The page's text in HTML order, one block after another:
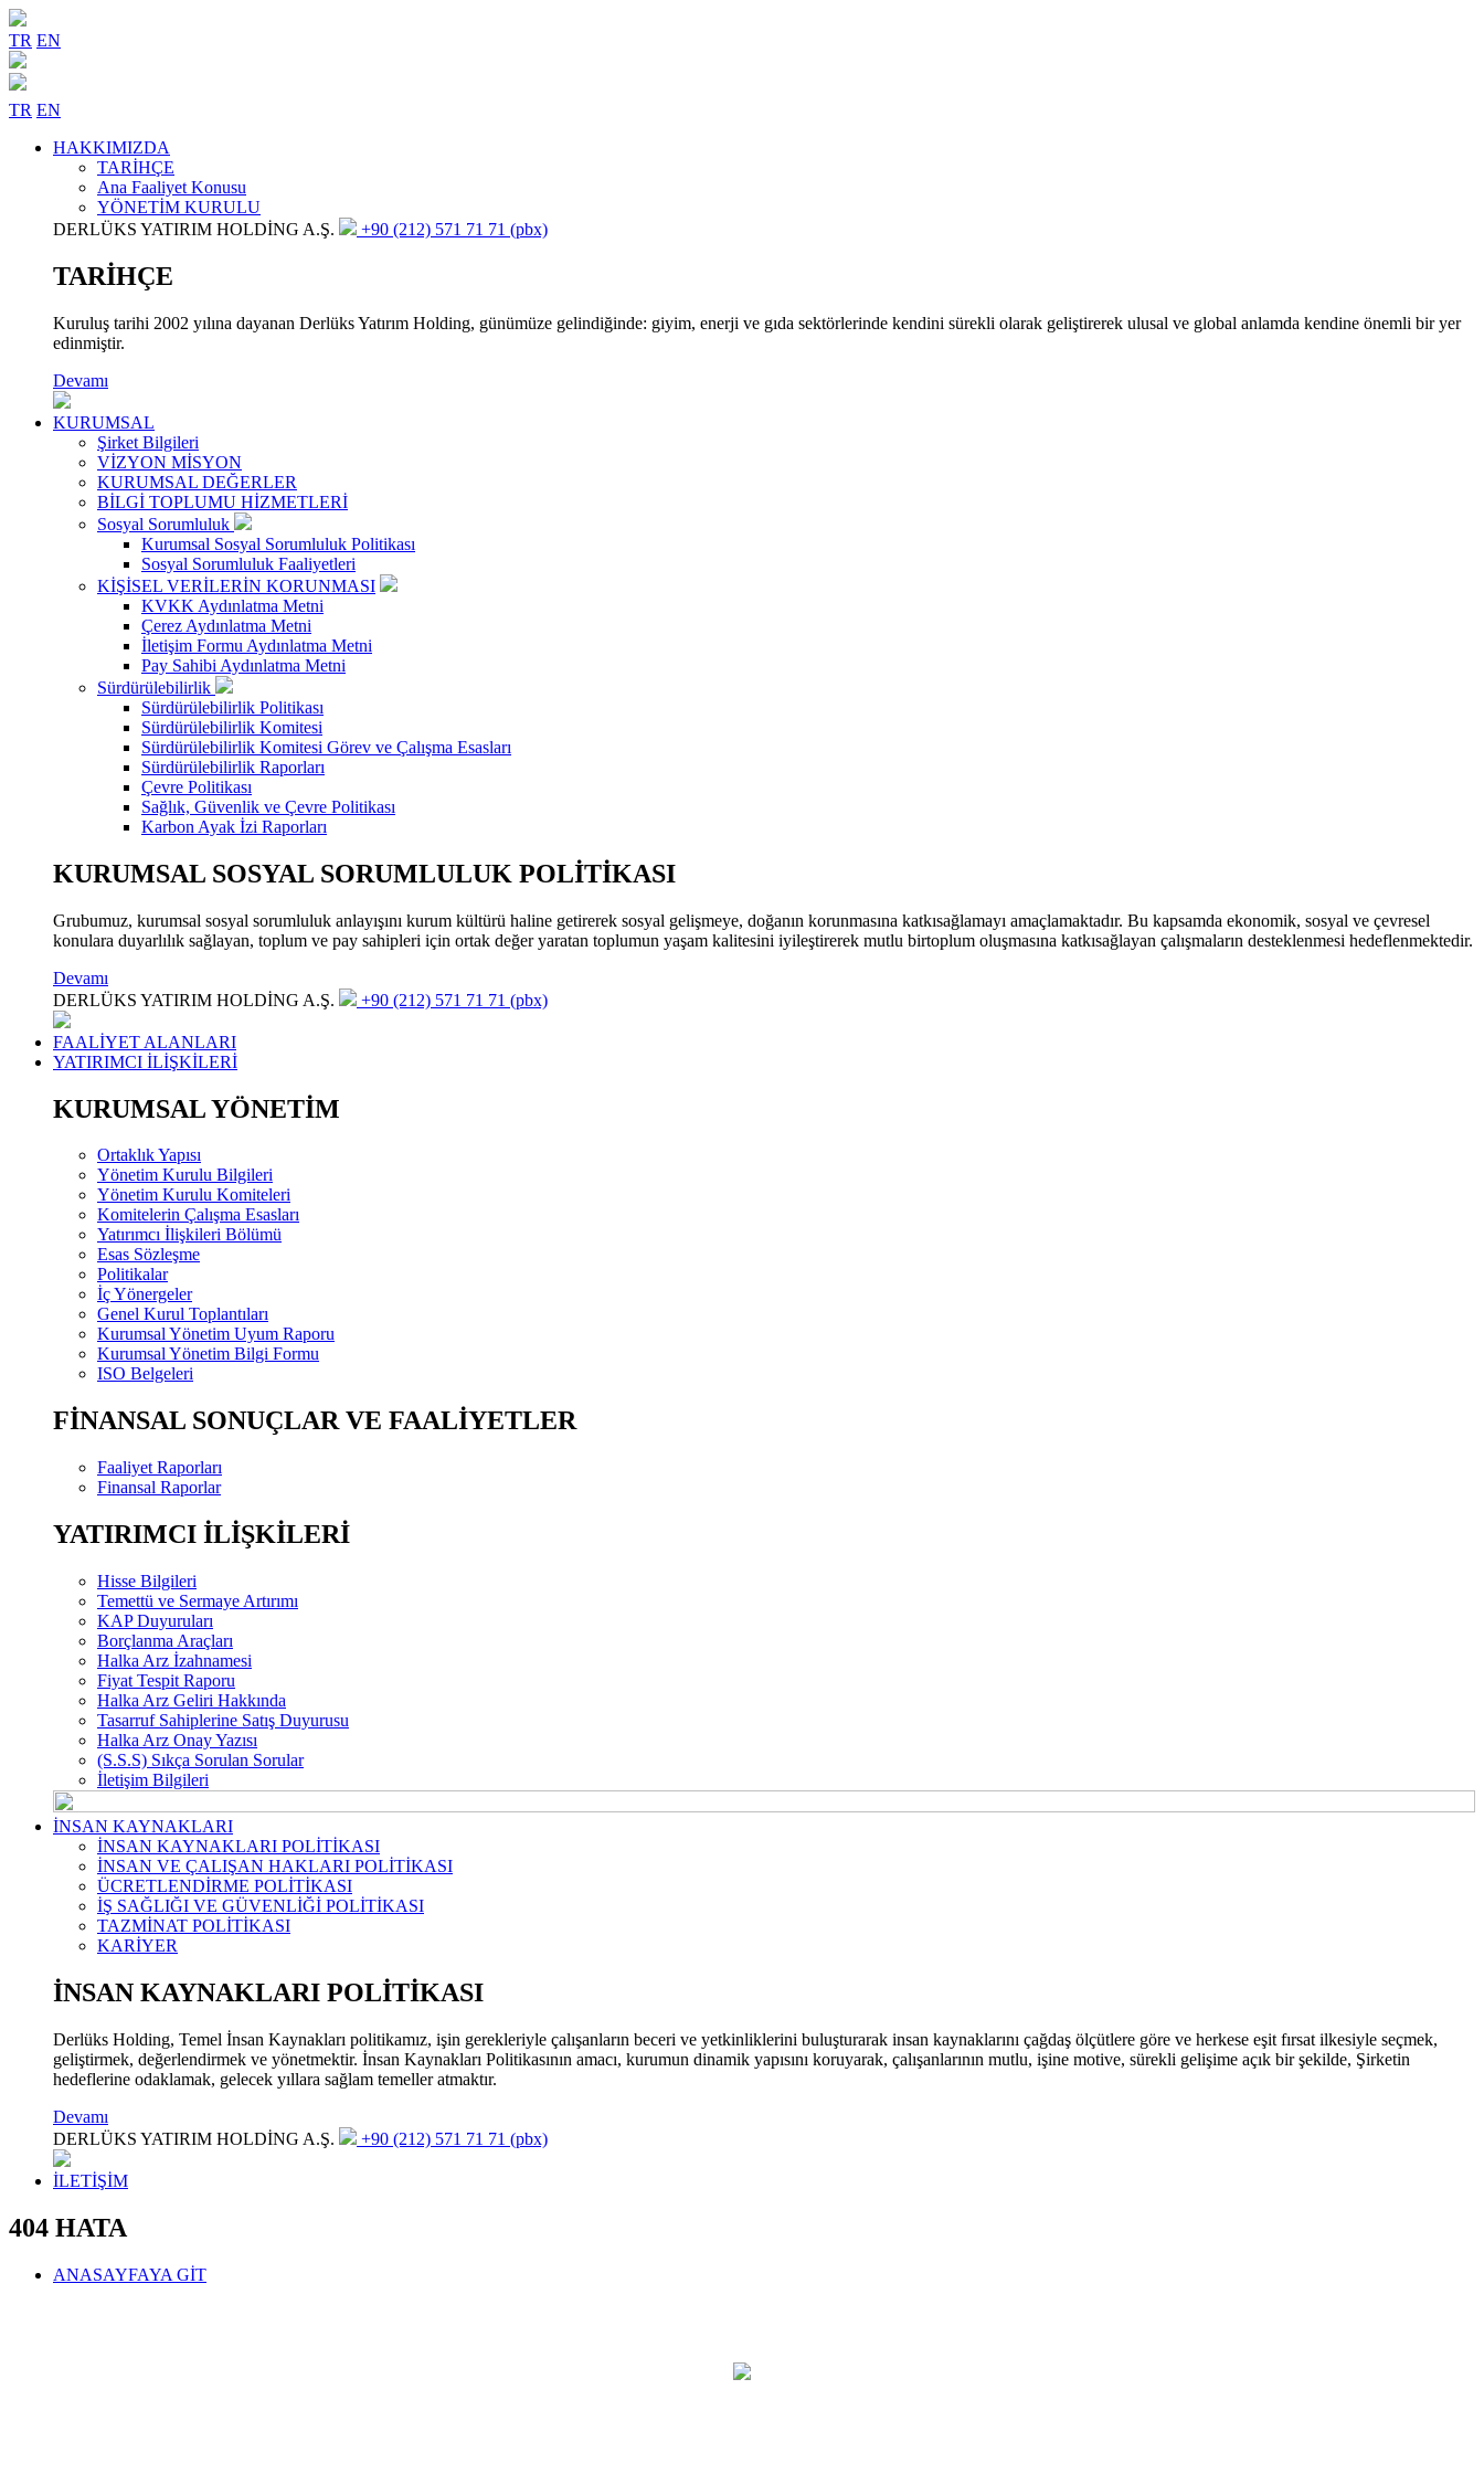
TR EN
TR EN
HAKKIMIZDA
TARİHÇE
Ana Faaliyet Konusu
YÖNETİM KURULU
DERLÜKS YATIRIM HOLDİNG A.Ş.
+90 (212) 571 71 71 (pbx)
TARİHÇE
Kuruluş tarihi 2002 yılına dayanan Derlüks Yatırım Holding, günümüze gelindiğinde: giyim, enerji ve gıda sektörlerinde kendini sürekli olarak geliştirerek ulusal ve global anlamda kendine önemli bir yer
edinmiştir.
Devamı
KURUMSAL
Şirket Bilgileri
VİZYON MİSYON
KURUMSAL DEĞERLER
BİLGİ TOPLUMU HİZMETLERİ
Sosyal Sorumluluk
Kurumsal Sosyal Sorumluluk Politikası
Sosyal Sorumluluk Faaliyetleri
KİŞİSEL VERİLERİN KORUNMASI
KVKK Aydınlatma Metni
Çerez Aydınlatma Metni
İletişim Formu Aydınlatma Metni
Pay Sahibi Aydınlatma Metni
Sürdürülebilirlik
Sürdürülebilirlik Politikası
Sürdürülebilirlik Komitesi
Sürdürülebilirlik Komitesi Görev ve Çalışma Esasları
Sürdürülebilirlik Raporları
Çevre Politikası
Sağlık, Güvenlik ve Çevre Politikası
Karbon Ayak İzi Raporları
KURUMSAL SOSYAL SORUMLULUK POLİTİKASI
Grubumuz, kurumsal sosyal sorumluluk anlayışını kurum kültürü haline getirerek sosyal gelişmeye, doğanın korunmasına katkısağlamayı amaçlamaktadır. Bu kapsamda ekonomik, sosyal ve çevresel
konulara duyarlılık sağlayan, toplum ve pay sahipleri için ortak değer yaratan toplumun yaşam kalitesini iyileştirerek mutlu birtoplum oluşmasına katkısağlayan çalışmaların desteklenmesi hedeflenmektedir.
Devamı
DERLÜKS YATIRIM HOLDİNG A.Ş.
+90 (212) 571 71 71 (pbx)
FAALİYET ALANLARI
YATIRIMCI İLİŞKİLERİ
KURUMSAL YÖNETİM
Ortaklık Yapısı
Yönetim Kurulu Bilgileri
Yönetim Kurulu Komiteleri
Komitelerin Çalışma Esasları
Yatırımcı İlişkileri Bölümü
Esas Sözleşme
Politikalar
İç Yönergeler
Genel Kurul Toplantıları
Kurumsal Yönetim Uyum Raporu
Kurumsal Yönetim Bilgi Formu
ISO Belgeleri
FİNANSAL SONUÇLAR VE FAALİYETLER
Faaliyet Raporları
Finansal Raporlar
YATIRIMCI İLİŞKİLERİ
Hisse Bilgileri
Temettü ve Sermaye Artırımı
KAP Duyuruları
Borçlanma Araçları
Halka Arz İzahnamesi
Fiyat Tespit Raporu
Halka Arz Geliri Hakkında
Tasarruf Sahiplerine Satış Duyurusu
Halka Arz Onay Yazısı
(S.S.S) Sıkça Sorulan Sorular
İletişim Bilgileri
İNSAN KAYNAKLARI
İNSAN KAYNAKLARI POLİTİKASI
İNSAN VE ÇALIŞAN HAKLARI POLİTİKASI
ÜCRETLENDİRME POLİTİKASI
İŞ SAĞLIĞI VE GÜVENLİĞİ POLİTİKASI
TAZMİNAT POLİTİKASI
KARİYER
İNSAN KAYNAKLARI POLİTİKASI
Derlüks Holding, Temel İnsan Kaynakları politikamız, işin gerekleriyle çalışanların beceri ve yetkinliklerini buluşturarak insan kaynaklarını çağdaş ölçütlere göre ve herkese eşit fırsat ilkesiyle seçmek,
geliştirmek, değerlendirmek ve yönetmektir. İnsan Kaynakları Politikasının amacı, kurumun dinamik yapısını koruyarak, çalışanlarının mutlu, işine motive, sürekli gelişime açık bir şekilde, Şirketin
hedeflerine odaklamak, gelecek yıllara sağlam temeller atmaktır.
Devamı
DERLÜKS YATIRIM HOLDİNG A.Ş.
+90 (212) 571 71 71 (pbx)
İLETİŞİM
404 HATA
ANASAYFAYA GİT